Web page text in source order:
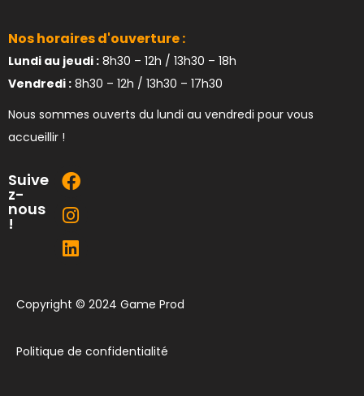
Nos horaires d'ouverture :
Lundi au jeudi : 8h30 – 12h / 13h30 – 18h
Vendredi : 8h30 – 12h / 13h30 – 17h30
Nous sommes ouverts du lundi au vendredi pour vous
accueillir !
Suive
z-
nous
!
Copyright © 2024 Game Prod
Politique de confidentialité